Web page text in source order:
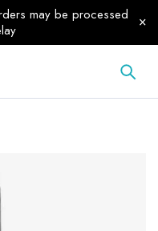
may be processed